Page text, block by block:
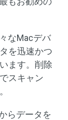
なMacデバ
を迅速かつ
ます。削除
スキャン
らデータを